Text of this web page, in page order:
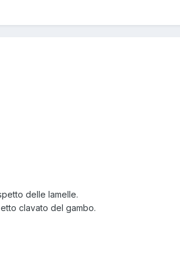
delle lamelle.
clavato del gambo.